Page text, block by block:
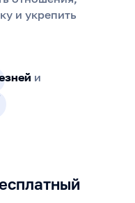
и укрепить
и